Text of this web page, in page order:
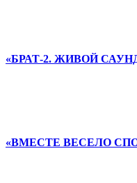
«БРАТ-2. ЖИВОЙ
«ВМЕСТЕ ВЕСЕЛО